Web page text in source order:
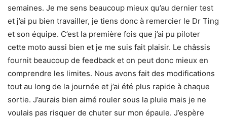
semaines. Je me sens beaucoup mieux qu’au dernier test
et j’ai pu bien travailler, je tiens donc à remercier le Dr Ting
et son équipe. C’est la première fois que j’ai pu piloter
cette moto aussi bien et je me suis fait plaisir. Le châssis
fournit beaucoup de feedback et on peut donc mieux en
comprendre les limites. Nous avons fait des modifications
tout au long de la journée et j’ai été plus rapide à chaque
sortie. J’aurais bien aimé rouler sous la pluie mais je ne
voulais pas risquer de chuter sur mon épaule. J’espère